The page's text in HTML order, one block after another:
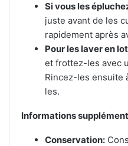
Si vous les
juste avant de les
rapidement après
Pour les laver en
et frottez-les avec
Rincez-les ensuite
les.
Informations
Conservation: